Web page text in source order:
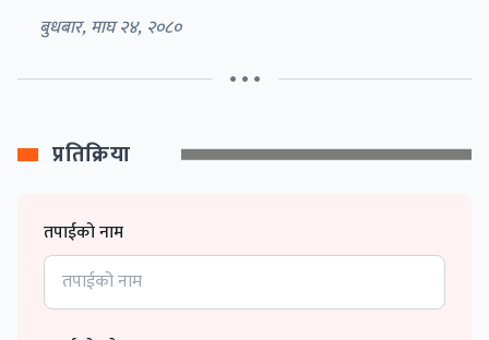
बुधबार, माघ २४, २०८०
• • •
प्रतिक्रिया
तपाईको नाम